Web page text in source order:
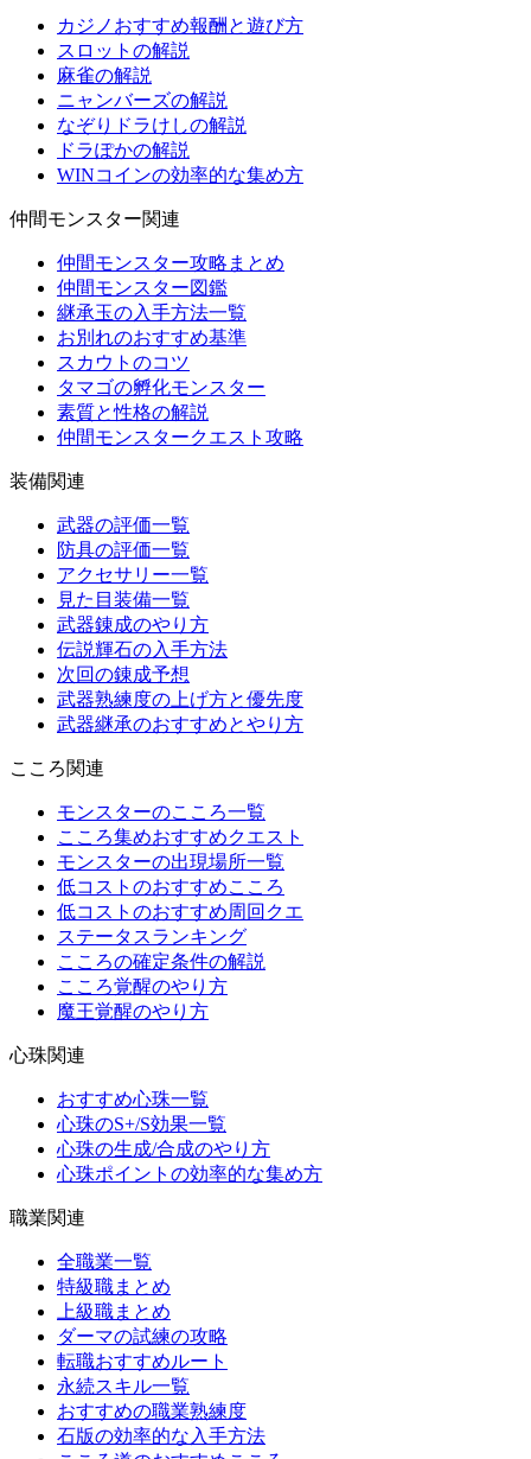
カジノおすすめ報酬と遊び方
スロットの解説
麻雀の解説
ニャンバーズの解説
なぞりドラけしの解説
ドラぽかの解説
WINコインの効率的な集め方
仲間モンスター関連
仲間モンスター攻略まとめ
仲間モンスター図鑑
継承玉の入手方法一覧
お別れのおすすめ基準
スカウトのコツ
タマゴの孵化モンスター
素質と性格の解説
仲間モンスタークエスト攻略
装備関連
武器の評価一覧
防具の評価一覧
アクセサリー一覧
見た目装備一覧
武器錬成のやり方
伝説輝石の入手方法
次回の錬成予想
武器熟練度の上げ方と優先度
武器継承のおすすめとやり方
こころ関連
モンスターのこころ一覧
こころ集めおすすめクエスト
モンスターの出現場所一覧
低コストのおすすめこころ
低コストのおすすめ周回クエ
ステータスランキング
こころの確定条件の解説
こころ覚醒のやり方
魔王覚醒のやり方
心珠関連
おすすめ心珠一覧
心珠のS+/S効果一覧
心珠の生成/合成のやり方
心珠ポイントの効率的な集め方
職業関連
全職業一覧
特級職まとめ
上級職まとめ
ダーマの試練の攻略
転職おすすめルート
永続スキル一覧
おすすめの職業熟練度
石版の効率的な入手方法